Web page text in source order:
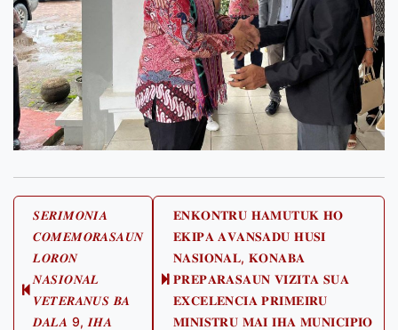
Post
navigation
Previous
post:
𝑺𝑬𝑹𝑰𝑴𝑶𝑵𝑰𝑨
𝑪𝑶𝑴𝑬𝑴𝑶𝑹𝑨𝑺𝑨𝑼𝑵
𝑳𝑶𝑹𝑶𝑵
𝑵𝑨𝑺𝑰𝑶𝑵𝑨𝑳
𝑽𝑬𝑻𝑬𝑹𝑨𝑵𝑼𝑺 𝑩𝑨
𝑫𝑨𝑳𝑨 9, 𝑰𝑯𝑨
Next
post:
𝐄𝐍𝐊𝐎𝐍𝐓𝐑𝐔 𝐇𝐀𝐌𝐔𝐓𝐔𝐊 𝐇𝐎
𝐄𝐊𝐈𝐏𝐀 𝐀𝐕𝐀𝐍𝐒𝐀𝐃𝐔 𝐇𝐔𝐒𝐈
𝐍𝐀𝐒𝐈𝐎𝐍𝐀𝐋, 𝐊𝐎𝐍𝐀𝐁𝐀
𝐏𝐑𝐄𝐏𝐀𝐑𝐀𝐒𝐀𝐔𝐍 𝐕𝐈𝐙𝐈𝐓𝐀 𝐒𝐔𝐀
𝐄𝐗𝐂𝐄𝐋𝐄𝐍𝐂𝐈𝐀 𝐏𝐑𝐈𝐌𝐄𝐈𝐑𝐔
𝐌𝐈𝐍𝐈𝐒𝐓𝐑𝐔 𝐌𝐀𝐈 𝐈𝐇𝐀 𝐌𝐔𝐍𝐈𝐂𝐈𝐏𝐈𝐎